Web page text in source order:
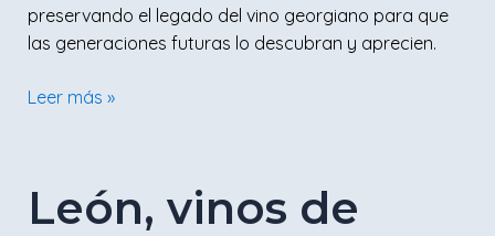
preservando el legado del vino georgiano para que
las generaciones futuras lo descubran y aprecien.
Leer más »
León, vinos de
León,
vinos